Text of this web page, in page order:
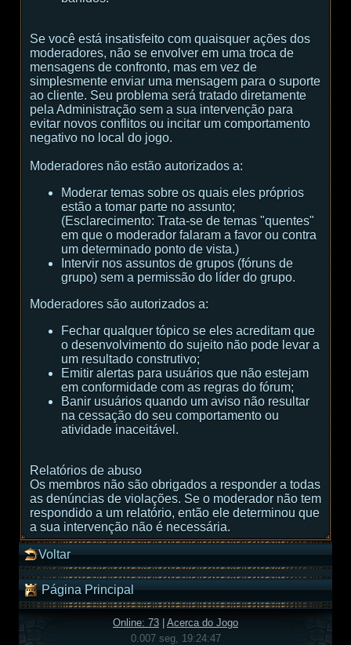
Se você está insatisfeito com quaisquer ações dos
moderadores, não se envolver em uma troca de
mensagens de confronto, mas em vez de
simplesmente enviar uma mensagem para o suporte
ao cliente. Seu problema será tratado diretamente
pela Administração sem a sua intervenção para
evitar novos conflitos ou incitar um comportamento
negativo no local do jogo.
Moderadores não estão autorizados a:
Moderar temas sobre os quais eles próprios
estão a tomar parte no assunto;
(Esclarecimento: Trata-se de temas "quentes"
em que o moderador falaram a favor ou contra
um determinado ponto de vista.)
Intervir nos assuntos de grupos (fóruns de
grupo) sem a permissão do líder do grupo.
Moderadores são autorizados a:
Fechar qualquer tópico se eles acreditam que
o desenvolvimento do sujeito não pode levar a
um resultado construtivo;
Emitir alertas para usuários que não estejam
em conformidade com as regras do fórum;
Banir usuários quando um aviso não resultar
na cessação do seu comportamento ou
atividade inaceitável.
Relatórios de abuso
Os membros não são obrigados a responder a todas
as denúncias de violações. Se o moderador não tem
respondido a um relatório, então ele determinou que
a sua intervenção não é necessária.
Voltar
Página Principal
Online: 73
Acerca do Jogo
0.007 seg, 19:24:47